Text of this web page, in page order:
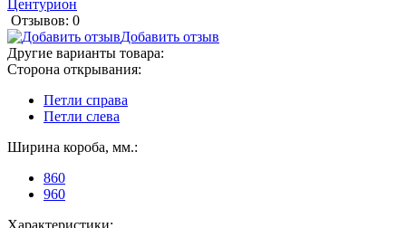
Центурион
Отзывов: 0
Добавить отзыв
Другие варианты товара:
Сторона открывания:
Петли справа
Петли слева
Ширина короба, мм.:
860
960
Характеристики: